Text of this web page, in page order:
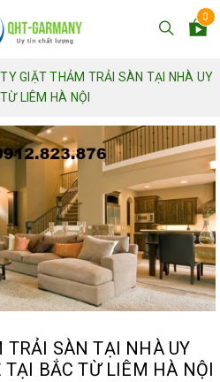
0
GIẶT THẢM TRẢI SÀN TẠI NHÀ UY
LIÊM HÀ NỘI
TRẢI SÀN TẠI NHÀ UY
BẮC TỪ LIÊM HÀ NỘI